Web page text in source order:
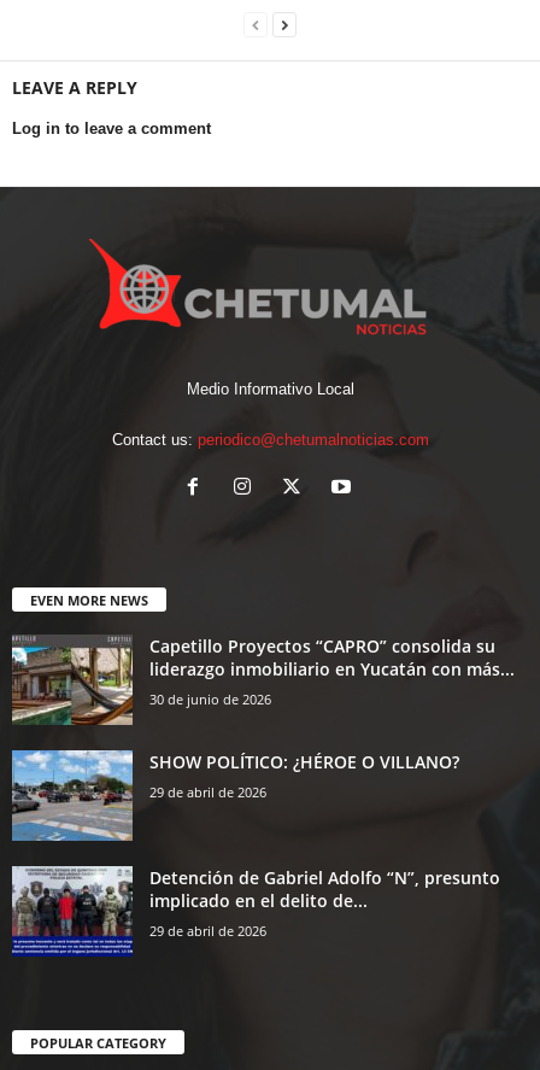
LEAVE A REPLY
Log in to leave a comment
Medio Informativo Local
Contact us: periodico@chetumalnoticias.com
EVEN MORE NEWS
Capetillo Proyectos “CAPRO” consolida su
liderazgo inmobiliario en Yucatán con más...
30 de junio de 2026
SHOW POLÍTICO: ¿HÉROE O VILLANO?
29 de abril de 2026
Detención de Gabriel Adolfo “N”, presunto
implicado en el delito de...
29 de abril de 2026
POPULAR CATEGORY